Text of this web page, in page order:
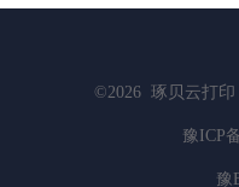
©2026 琢贝云打印
豫ICP
豫